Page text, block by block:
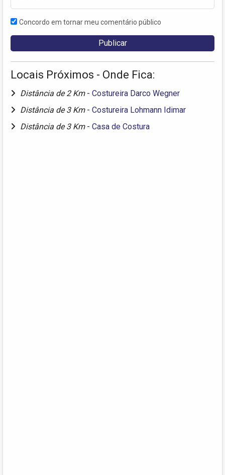
Concordo em tornar meu comentário público
Locais Próximos - Onde Fica:
Distância de 2 Km - Costureira Darco Wegner
Distância de 3 Km - Costureira Lohmann Idimar
Distância de 3 Km - Casa de Costura